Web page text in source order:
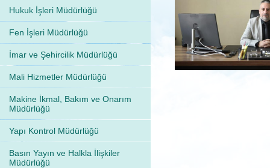
Hukuk İşleri Müdürlüğü
Fen İşleri Müdürlüğü
İmar ve Şehircilik Müdürlüğü
Mali Hizmetler Müdürlüğü
Makine İkmal, Bakım ve Onarım
Müdürlüğü
Yapı Kontrol Müdürlüğü
Basın Yayın ve Halkla İlişkiler
Müdürlüğü